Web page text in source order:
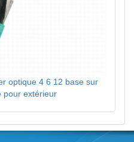
optique 4 6 12 base sur
pour extérieur